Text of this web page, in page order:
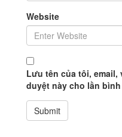
Website
Lưu tên của tôi,
duyệt này cho lần